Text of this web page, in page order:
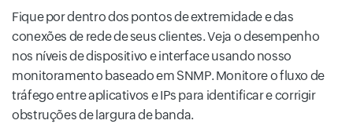
Fique por dentro dos pontos de extremidade e das
conexões de rede de seus clientes. Veja o desempenho
nos níveis de dispositivo e interface usando nosso
monitoramento baseado em SNMP. Monitore o fluxo de
tráfego entre aplicativos e IPs para identificar e corrigir
obstruções de largura de banda.